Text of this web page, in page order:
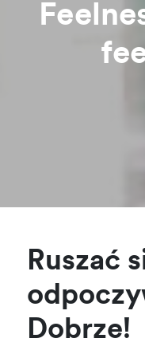
Ruszać
Dobrze!